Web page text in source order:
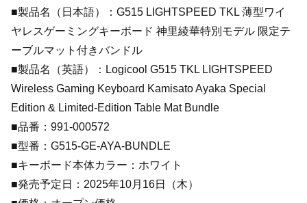
■製品名（日本語）：G515 LIGHTSPEED TKL 薄型ワイ
ヤレスゲーミングキーボード 神里綾華特別モデル 限定テ
ーブルマット付きバンドル
■製品名（英語）：Logicool G515 TKL LIGHTSPEED
Wireless Gaming Keyboard Kamisato Ayaka Special
Edition & Limited-Edition Table Mat Bundle
■品番：991-000572
■型番：G515-GE-AYA-BUNDLE
■キーボード本体カラー：ホワイト
■発売予定日：2025年10月16日（木）